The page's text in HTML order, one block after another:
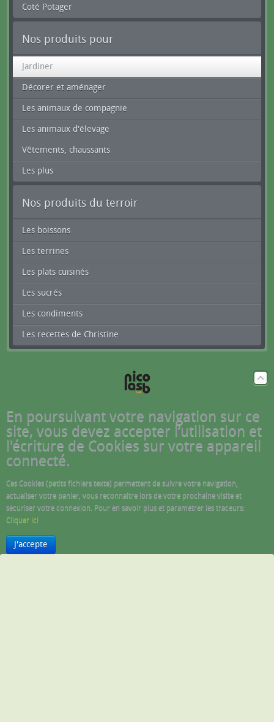
Coté Potager
Nos produits pour
Jardiner
Décorer et aménager
Les animaux de compagnie
Les animaux d'élevage
Vêtements, chaussants
Les plus
Nos produits du terroir
Les boissons
Les terrines
Les plats cuisinés
Les sucrés
Les condiments
Les recettes de Christine
En poursuivant votre navigation sur ce
site, vous devez accepter l’utilisation et
l'écriture de Cookies sur votre appareil
connecté.
Ces Cookies (petits fichiers texte) permettent de suivre votre navigation,
actualiser votre panier, vous reconnaitre lors de votre prochaine visite et
sécuriser votre connexion. Pour en savoir plus et paramétrer les traceurs:
Cliquer ici
J'accepte